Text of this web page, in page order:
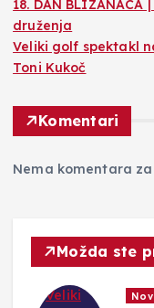
18. DAN
druženja
Veliki golf spektakl
Toni Kukoč
Komentari
Nema komentara
Možda ste